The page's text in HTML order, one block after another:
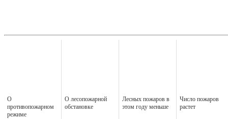
О
противопожарном
режиме
О лесопожарной
обстановке
Лесных пожаров в
этом году меньше
Число пожаров
растет